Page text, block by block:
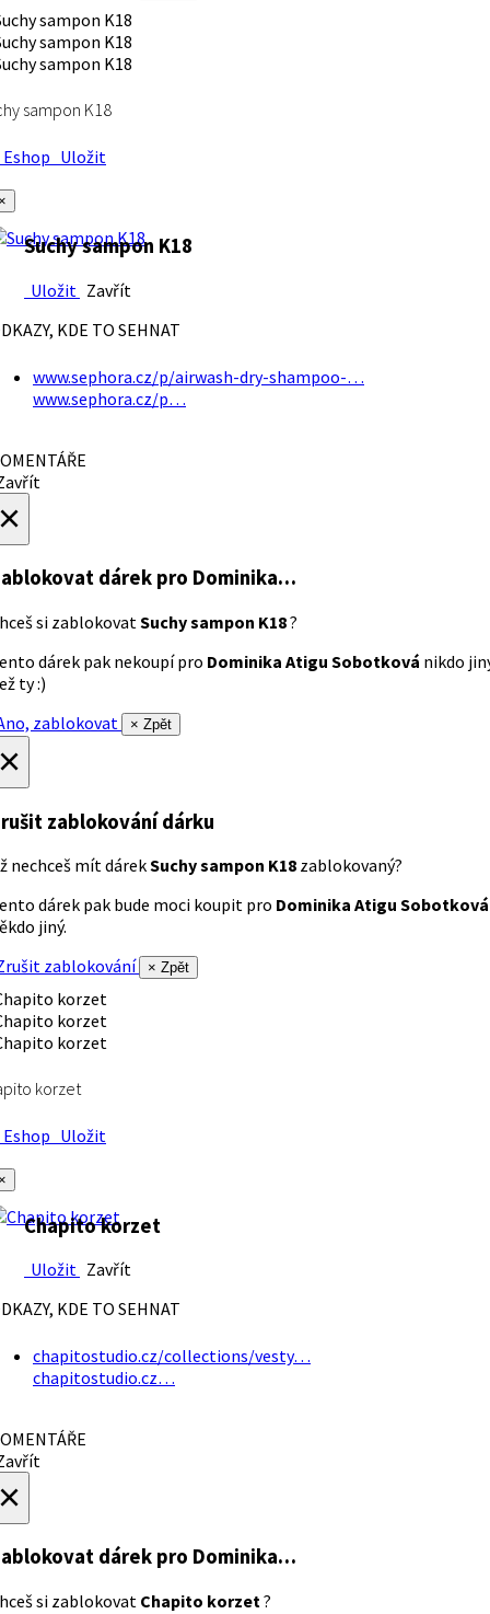
sampon K18
Uložit
Suchy sampon K18
Uložit Zavřít
KDE TO SEHNAT
www.sephora.cz/p/airwash-dry-shampoo-…
www.sephora.cz/p…
dárek pro Dominika…
si zablokovatSuchy sampon K18?
dárek pak nekoupí pro Dominika Atigu Sobotková nikdo
ty :)
zablokovat
× Zpět
zablokování dárku
nechceš mít dárekSuchy sampon K18 zablokovaný?
dárek pak bude moci koupit pro Dominika Atigu Sobotková
jiný.
zablokování
× Zpět
korzet
Uložit
Chapito korzet
Uložit Zavřít
KDE TO SEHNAT
chapitostudio.cz/collections/vesty…
chapitostudio.cz…
dárek pro Dominika…
si zablokovat Chapito korzet?